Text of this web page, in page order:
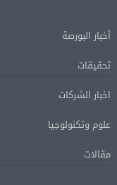
أخبار البورصة
تحقيقات
اخبار الشركات
علوم وتكنولوجيا
مقالات